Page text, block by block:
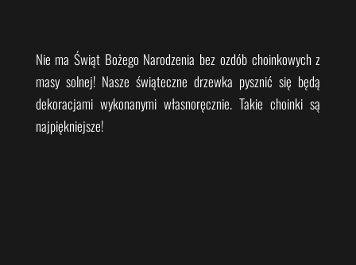
Nie ma Świąt Bożego Narodzenia bez ozdób choinkowych z
masy solnej! Nasze świąteczne drzewka pysznić się będą
dekoracjami wykonanymi własnoręcznie. Takie choinki są
najpiękniejsze!